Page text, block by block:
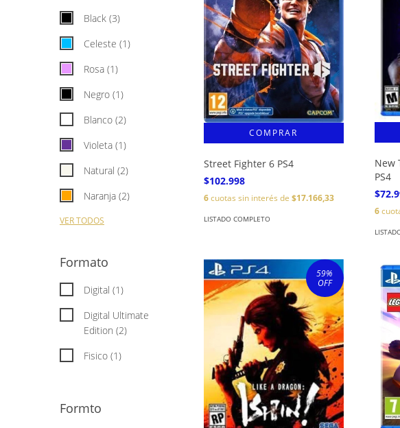
Black (3)
Celeste (1)
Rosa (1)
Negro (1)
Blanco (2)
Violeta (1)
Natural (2)
Naranja (2)
VER TODOS
Formato
Digital (1)
Digital Ultimate
Edition (2)
Fisico (1)
Formto
Street Fighter 6 PS4
$102.998
6cuotas sin interés de $17.166,33
LISTADO COMPLETO
New
PS4
6
59%
OFF